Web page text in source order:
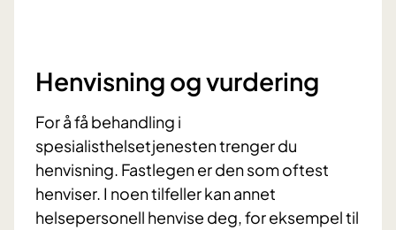
Henvisning og vurdering
For å få behandling i
spesialisthelsetjenesten trenger du
henvisning. Fastlegen er den som oftest
henviser. I noen tilfeller kan annet
helsepersonell henvise deg, for eksempel til